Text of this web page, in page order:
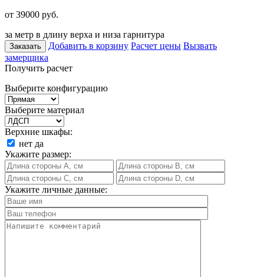
от 39000 руб.
за метр в длину верха и низа гарнитура
Заказать Добавить в корзину Расчет цены Вызвать
замерщика
Получить расчет
Выберите конфигурацию
Выберите материал
Верхние шкафы:
нет да
Укажите размер:
Укажите личные данные: